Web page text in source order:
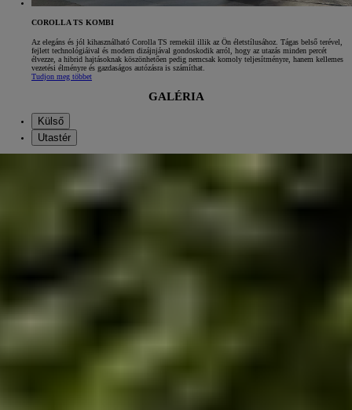
COROLLA TS KOMBI
Az elegáns és jól kihasználható Corolla TS remekül illik az Ön életstílusához. Tágas belső terével,
fejlett technológiáival és modern dizájnjával gondoskodik arról, hogy az utazás minden percét
élvezze, a hibrid hajtásoknak köszönhetően pedig nemcsak komoly teljesítményre, hanem kellemes
vezetési élményre és gazdaságos autózásra is számíthat.
Tudjon meg többet
GALÉRIA
Külső
Utastér